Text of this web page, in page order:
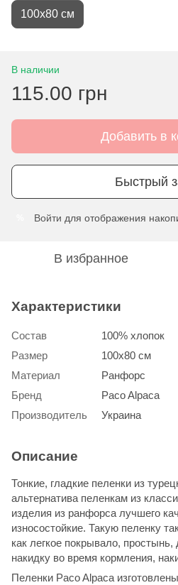
100х80 см
В наличии
115.00 грн
Добавить в
Быстрый
Войти для отображения
В избранное
Характеристики
Состав
100% хлопок
Размер
100х80 см
Материал
Ранфорс
Бренд
Paco Alpaca
Производитель
Украина
Описание
Тонкие, гладкие пеленки из
альтернатива пеленкам из
изделия из ранфорса лучшего
износостойкие. Такую пеленку
как легкое покрывало,
накидку во время кормления,
Пеленки Paco Alpaca